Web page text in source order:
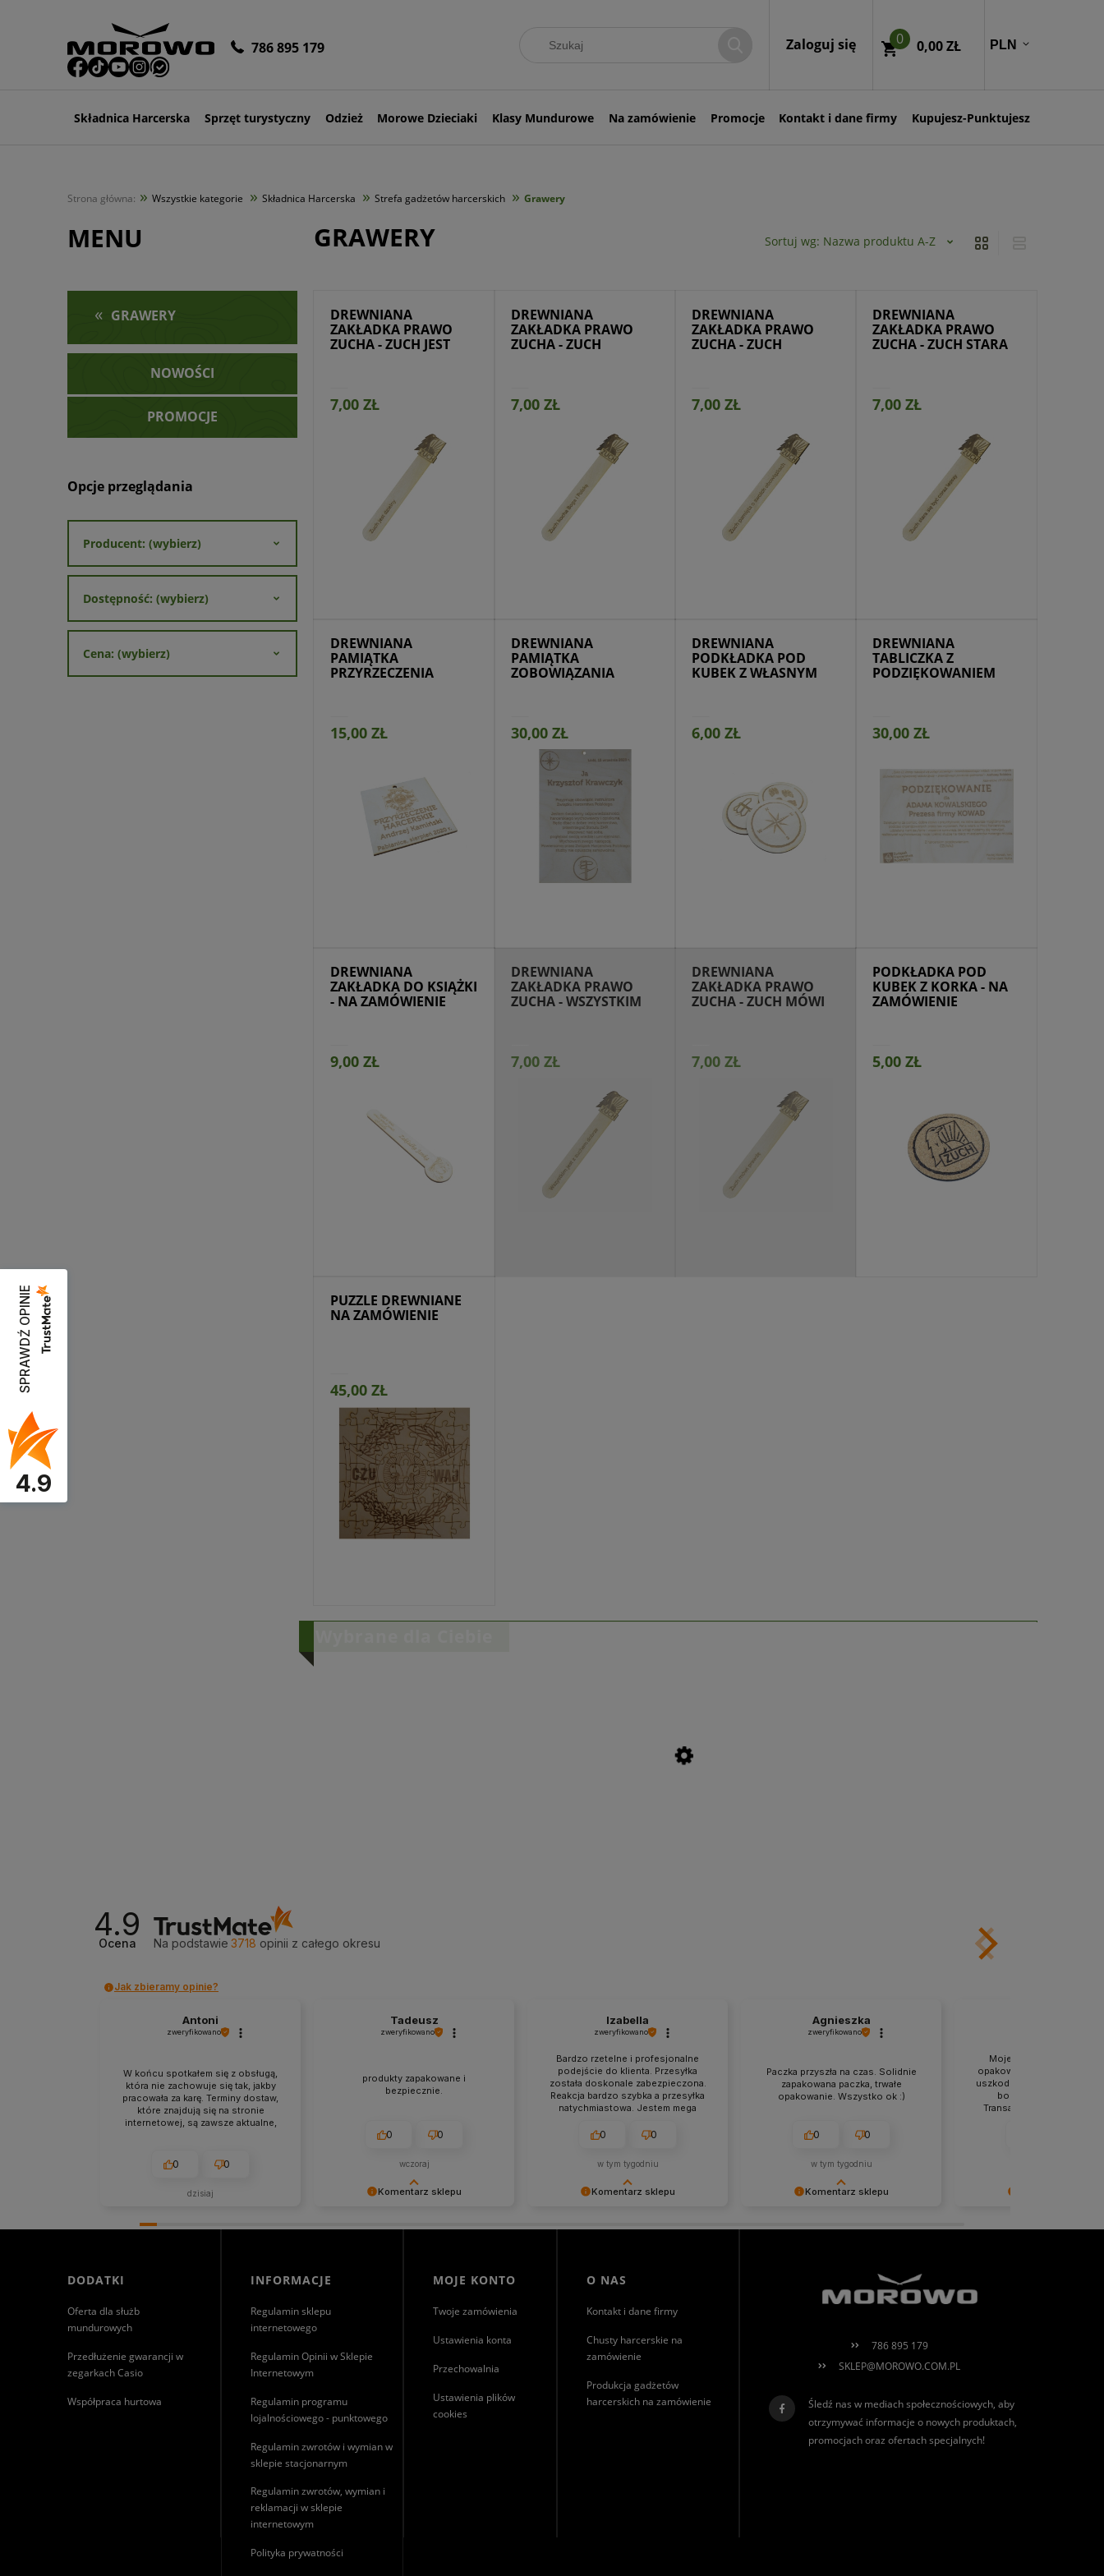
786 895 179 Zaloguj się 0 0,00 ZŁ
Składnica Harcerska Sprzęt turystyczny Odzież Morowe Dzieciaki Klasy Mundurowe Na zamówienie Promocje Kontakt i dane firmy Kupujesz-Punktujesz
Strona główna: » Wszystkie kategorie » Składnica Harcerska » Strefa gadżetów harcerskich » Grawery
MENU
« GRAWERY
NOWOŚCI
PROMOCJE
Opcje przeglądania
Producent: (wybierz)
Dostępność: (wybierz)
Cena: (wybierz)
GRAWERY Sortuj wg: Nazwa produktu A-Z
DREWNIANA
ZAKŁADKA PRAWO
ZUCHA - ZUCH JEST
7,00 ZŁ
Przejdź do produktu
DREWNIANA
ZAKŁADKA PRAWO
ZUCHA - ZUCH
7,00 ZŁ
DREWNIANA
ZAKŁADKA PRAWO
ZUCHA - ZUCH
7,00 ZŁ
DREWNIANA
ZAKŁADKA PRAWO
ZUCHA - ZUCH STARA
7,00 ZŁ
DREWNIANA
PAMIĄTKA
PRZYRZECZENIA
15,00 ZŁ
DREWNIANA
PAMIĄTKA
ZOBOWIĄZANIA
30,00 ZŁ
DREWNIANA
PODKŁADKA POD
KUBEK Z WŁASNYM
6,00 ZŁ
DREWNIANA
TABLICZKA Z
PODZIĘKOWANIEM
30,00 ZŁ
DREWNIANA
ZAKŁADKA DO KSIĄŻKI
- NA ZAMÓWIENIE
9,00 ZŁ
DREWNIANA
ZAKŁADKA PRAWO
ZUCHA - WSZYSTKIM
7,00 ZŁ
DREWNIANA
ZAKŁADKA PRAWO
ZUCHA - ZUCH MÓWI
7,00 ZŁ
PODKŁADKA POD
KUBEK Z KORKA - NA
ZAMÓWIENIE
5,00 ZŁ
PUZZLE DREWNIANE
NA ZAMÓWIENIE
45,00 ZŁ
4.9
Ocena Na podstawie 3718 opinii z całego okresu
Jak zbieramy opinie?
Antoni
zweryfikowano
W końcu spotkałem się z obsługą,
która nie zachowuje się tak, jakby
pracowała za karę. Terminy dostaw,
które znajdują się na stronie
internetowej, są zawsze aktualne,
zabezpieczenie. Udane zakupy i
przyjemna obsługa. Warto.
0 0
dzisiaj Komentarz sklepu
Mamy szczerą nadzieję, że
na dłużej. Z serdecznymi
Tadeusz
zweryfikowano
produkty zapakowane i
bezpiecznie.
0 0
wczoraj
Komentarz sklepu
obsługa trafiła w Twoje gusta. Mamy
Izabella
zweryfikowano
Bardzo rzetelne i profesjonalne
podejście do klienta. Przesyłka
została doskonale zabezpieczona.
Reakcja bardzo szybka a przesyłka
natychmiastowa. Jestem mega
sklepie.
0 0
w tym tygodniu
Komentarz sklepu
Cieszymy się, że zakup przeszedł
świetnym klientom. Dziękujemy raz
Agnieszka
zweryfikowano
Paczka przyszła na czas. Solidnie
zapakowana paczka, trwałe
opakowanie. Wszystko ok :)
0 0
w tym tygodniu
ciepło oceniłeś naszą
Moje zakupy zostały
opakowane i przesyłka
uszkodzeń. Warto u nich
bo działają
Transakcja na szóstkę,
DODATKI
Oferta dla służb
mundurowych
Przedłużenie gwarancji w
zegarkach Casio
Współpraca hurtowa
INFORMACJE
Regulamin sklepu
internetowego
Regulamin Opinii w Sklepie
Internetowym
Regulamin programu
lojalnościowego - punktowego
Regulamin zwrotów i wymian w
sklepie stacjonarnym
Regulamin zwrotów, wymian i
reklamacji w sklepie
internetowym
Polityka prywatności
MOJE KONTO
Twoje zamówienia
Ustawienia konta
Przechowalnia
Ustawienia plików
cookies
O NAS
Kontakt i dane firmy
Chusty harcerskie na
zamówienie
Produkcja gadżetów
harcerskich na zamówienie
786 895 179
SKLEP@MOROWO.COM.PL
Śledź nas w mediach społecznościowych, aby
otrzymywać informacje o nowych produktach,
promocjach oraz ofertach specjalnych!
SPRAWDŹ OPINIE
4.9